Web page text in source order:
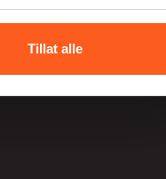
Tillat alle